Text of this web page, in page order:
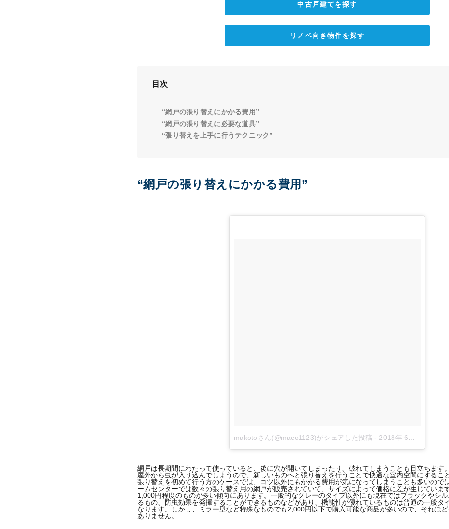
中古戸建てを探す
リノベ向き物件を探す
目次
“網戸の張り替えにかかる費用”
“網戸の張り替えに必要な道具”
“張り替えを上手に行うテクニック”
“網戸の張り替えにかかる費用”
makotoさん(@maco1123)がシェアした投稿 - 2018年 6月月12日午前12時13分PDT
網戸は長期間にわたって使っていると、後に穴が開いてしまったり、破れてしまうことも目立ちます
屋外から虫が入り込んでしまうので、新しいものへと張り替えを行うことで快適な室内空間にするこ
張り替えを初めて行う方のケースでは、コツ以外にもかかる費用が気になってしまうことも多いので
ームセンターでは数々の張り替え用の網戸が販売されていて、サイズによって価格に差が生じていま
1,000円程度のものが多い傾向にあります。一般的なグレーのタイプ以外にも現在ではブラックやシ
るもの、防虫効果を発揮することができるものなどがあり、機能性が優れているものは普通の一般タ
なります。しかし、ミラー型など特殊なものでも2,000円以下で購入可能な商品が多いので、それほ
ありません。